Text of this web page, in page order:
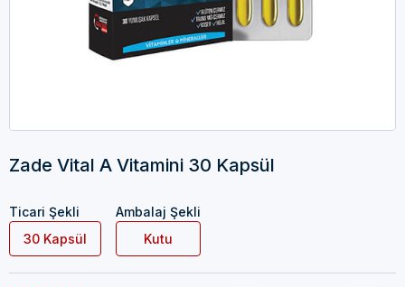
Zade Vital A Vitamini 30 Kapsül
Ticari Şekli
30 Kapsül
Ambalaj Şekli
Kutu